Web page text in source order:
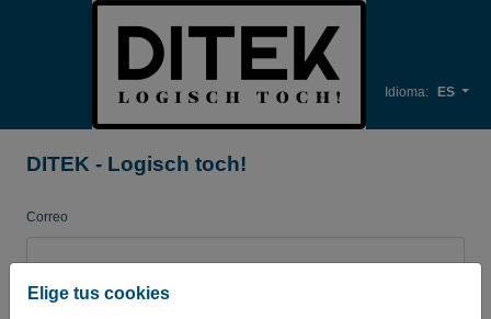
Elige tus cookies
Idioma: ES
DITEK - Logisch toch!
Correo
Contraseña